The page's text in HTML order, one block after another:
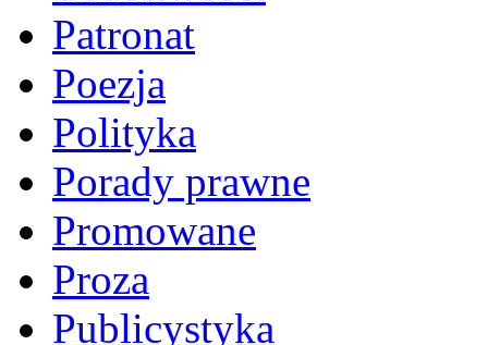
Patronat
Poezja
Polityka
Porady prawne
Promowane
Proza
Publicystyka